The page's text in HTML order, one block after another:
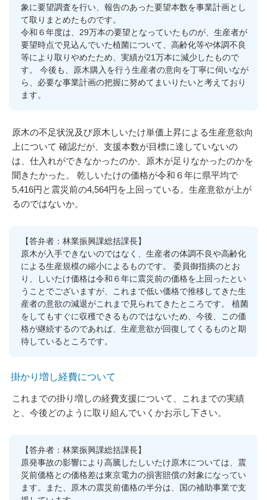
象に要望調査を行い、報告のあった要望本数を事業計画とし
て取りまとめたものです。
令和６年度は、29万本の要望となっていたものが、生産者が
要望時点で見込んでいた植菌について、高齢化等や体調不良
等により取りやめたため、実績が21万本に減少したもので
す。 今後も、原木購入を行う生産者の意向を丁寧に伺いなが
ら、必要な事業計画の把握に努めてまいりたいと考えており
ます。
原木の不足状況及び原木しいたけ単価上昇による生産意欲向
上について 確認だが、支援本数が目標に達していないの
は、仕入れができなかったのか、原木が足りなかったのかを
聞きたかった。 乾しいたけの価格が令和６年に県平均で
5,416円と震災前の4,564円を上回っている。生産意欲が上が
るのではないか。
【答弁者：林業振興課総括課長】
原木が入手できないのではなく、生産者の体調不良や高齢化
による生産規模の縮小によるものです。 委員御指摘のとお
り、しいたけ価格は令和６年に震災前の価格を上回ったとい
うことでございますが、これまで低い価格で推移してきた生
産者の意欲の減退がこれまで見られてきたところです。 植菌
をしてもすぐに収穫できるものではないため、今後、この価
格が継続するのであれば、生産意欲が回復してくるものと期
待しているところです。
掛かり増し経費について
これまでの掛り増しの経費支援について、これまでの実績
と、今後どのように取り組んでいくかお示し下さい。
【答弁者：林業振興課総括課長】
原発事故の影響により高騰したしいたけ原木については、震
災前価格との価格差は東京電力の損害賠償の対象になってい
ます。また、原木の震災前価格の半分は、国の補助事業で支